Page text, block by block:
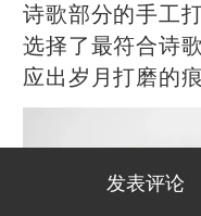
诗歌部分的手工
选择了最符合诗
应出岁月打磨的痕
发表评论